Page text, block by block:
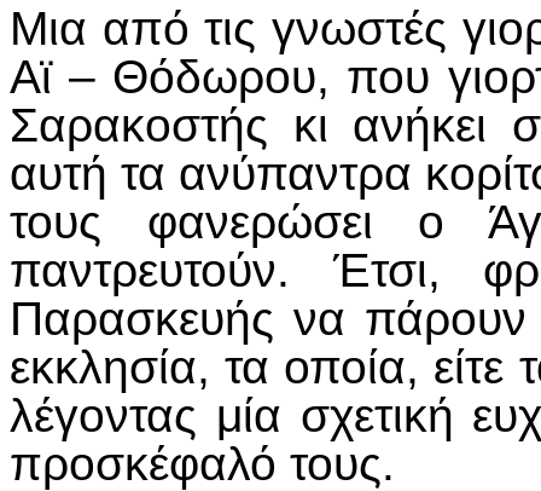
Μια από τις γνωστές
Αϊ – Θόδωρου, που
Σαρακοστής κι
αυτή τα ανύπαντρα
τους φανερώσει ο
παντρευτούν. Έτσι,
Παρασκευής να πάρουν
εκκλησία, τα οποία, είτε
λέγοντας μία σχετική
προσκέφαλό τους.